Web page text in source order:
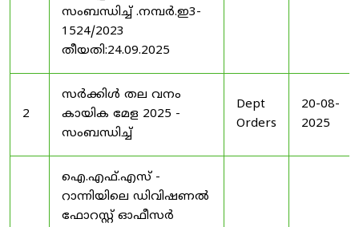
സംബന്ധിച്ച് .നമ്പർ.ഇ3-
1524/2023
തീയതി:24.09.2025
2
സർക്കിൾ തല വനം
കായിക മേള 2025 -
സംബന്ധിച്ച്
Dept
Orders
20-08-
2025
ഐ.എഫ്.എസ് -
റാന്നിയിലെ ഡിവിഷണൽ
ഫോറസ്റ്റ് ഓഫീസർ